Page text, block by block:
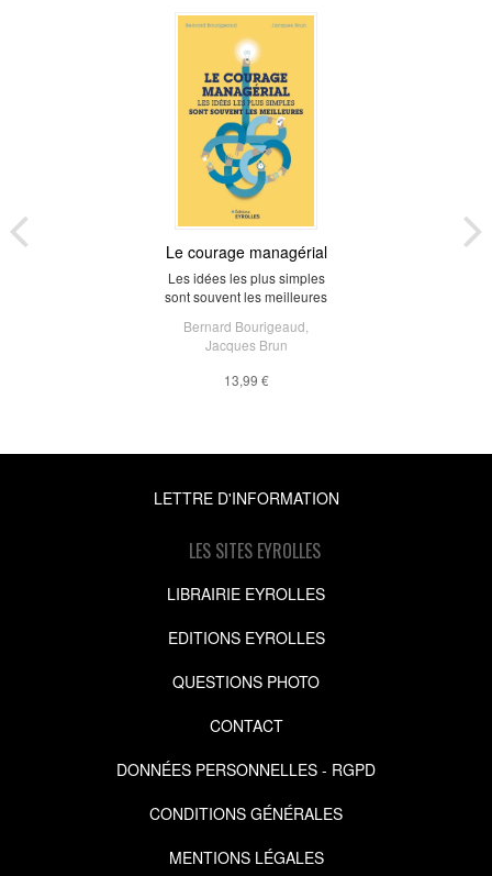
Le courage managérial
Les idées les plus simples
sont souvent les meilleures
Bernard Bourigeaud
Jacques Brun
13,99 €
LETTRE D'INFORMATION
LES SITES EYROLLES
LIBRAIRIE EYROLLES
EDITIONS EYROLLES
QUESTIONS PHOTO
CONTACT
DONNÉES PERSONNELLES - RGPD
CONDITIONS GÉNÉRALES
MENTIONS LÉGALES